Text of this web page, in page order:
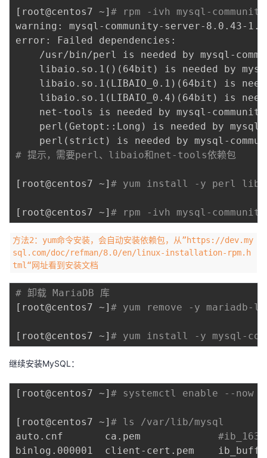
[ root@centos7 ~] # rpm -ivh mysql-
warning: mysql-community-server-8.0.43-
error: Failed dependencies:
	libaio.so.1
( ) ( 64bit )
is needed by
	libaio.so.1
( LIBAIO_0.1 ) ( 64bit )
is
	libaio.so.1
( LIBAIO_0.4 ) ( 64bit )
is
	perl
(Getopt::Long )
is needed by
	perl
( strict )
# 提示，需要perl、libaio和net-tools依赖包
[ root@centos7 ~] # yum install -y perl
[ root@centos7 ~] # rpm -ivh mysql-
方法2：yum命令安装，会自动安装依赖包，从”https://dev.my
sql.com/doc/refman/8.0/en/linux-installation-rpm.h
tml“网址看到安装文档
# 卸载 MariaDB 库
[ root@centos7 ~] # yum remove -y mariadb-
[ root@centos7 ~] # yum install -y mysql-
继续安装MySQL：
[ root@centos7 ~] # systemctl enable --now
[ root@centos7 ~] # ls /var/lib/mysql
auto.cnf       ca.pem
binlog.000001  client-cert.pem